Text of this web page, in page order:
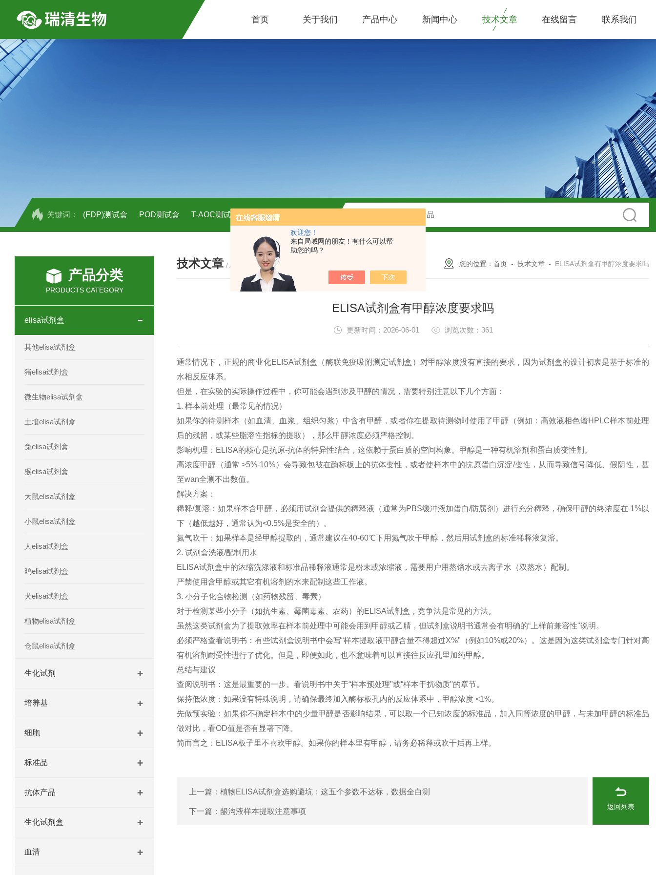
欢迎您！
来自局域网的朋友！有什么可以帮
助您的吗？
首页 关于我们 产品中心 新闻中心 技术文章 在线留言 联系我们
关键词： (FDP)测试盒 POD测试盒 T-AOC测试盒 H2O2测试盒厂家供应
小鼠CALP试剂盒
人全式钴氨素2(HTSB2)elisa试剂盒现货
人鞘脂(SPH)elisa试剂盒现货速发
人蓝氏贾第虫(GL)elisa试剂盒厂家直销
人膳食纤维(TDF)elisa试剂盒现货
人囊尾蚴病抗体(CC Ab)elisa试剂盒免费代测
人胰腺衍生因子(PANDER)elisa试剂盒现货
人髓系细胞触发受体-1(TREM-1)elisa试剂盒
产品分类
PRODUCTS CATEGORY
elisa试剂盒
其他elisa试剂盒
猪elisa试剂盒
微生物elisa试剂盒
土壤elisa试剂盒
兔elisa试剂盒
猴elisa试剂盒
大鼠elisa试剂盒
小鼠elisa试剂盒
人elisa试剂盒
鸡elisa试剂盒
犬elisa试剂盒
植物elisa试剂盒
仓鼠elisa试剂盒
生化试剂
培养基
细胞
标准品
抗体产品
生化试剂盒
血清
技术文章 / ARTICLE 您的位置： 首页 - 技术文章 - ELISA试剂盒有甲醇浓度要求吗
ELISA试剂盒有甲醇浓度要求吗
更新时间：2026-06-01 浏览次数：361
通常情况下，正规的商业化ELISA试剂盒（酶联免疫吸附测定试剂盒）对甲醇浓度没有直接的要求，因为试剂盒的设计初衷是基于标准的
水相反应体系。
但是，在实验的实际操作过程中，你可能会遇到涉及甲醇的情况，需要特别注意以下几个方面：
1. 样本前处理（最常见的情况）
如果你的待测样本（如血清、血浆、组织匀浆）中含有甲醇，或者你在提取待测物时使用了甲醇（例如：高效液相色谱HPLC样本前处理
后的残留，或某些脂溶性指标的提取），那么甲醇浓度必须严格控制。
影响机理：ELISA的核心是抗原-抗体的特异性结合，这依赖于蛋白质的空间构象。甲醇是一种有机溶剂和蛋白质变性剂。
高浓度甲醇（通常 >5%-10%）会导致包被在酶标板上的抗体变性，或者使样本中的抗原蛋白沉淀/变性，从而导致信号降低、假阴性，甚
至wan全测不出数值。
解决方案：
稀释/复溶：如果样本含甲醇，必须用试剂盒提供的稀释液（通常为PBS缓冲液加蛋白/防腐剂）进行充分稀释，确保甲醇的终浓度在 1%以
下（越低越好，通常认为<0.5%是安全的）。
氮气吹干：如果样本是经甲醇提取的，通常建议在40-60℃下用氮气吹干甲醇，然后用试剂盒的标准稀释液复溶。
2. 试剂盒洗液/配制用水
ELISA试剂盒中的浓缩洗涤液和标准品稀释液通常是粉末或浓缩液，需要用户用蒸馏水或去离子水（双蒸水）配制。
严禁使用含甲醇或其它有机溶剂的水来配制这些工作液。
3. 小分子化合物检测（如药物残留、毒素）
对于检测某些小分子（如抗生素、霉菌毒素、农药）的ELISA试剂盒，竞争法是常见的方法。
虽然这类试剂盒为了提取效率在样本前处理中可能会用到甲醇或乙腈，但试剂盒说明书通常会有明确的“上样前兼容性"说明。
必须严格查看说明书：有些试剂盒说明书中会写“样本提取液甲醇含量不得超过X%"（例如10%或20%）。这是因为这类试剂盒专门针对高
有机溶剂耐受性进行了优化。但是，即便如此，也不意味着可以直接往反应孔里加纯甲醇。
总结与建议
查阅说明书：这是最重要的一步。看说明书中关于“样本预处理"或“样本干扰物质"的章节。
保持低浓度：如果没有特殊说明，请确保最终加入酶标板孔内的反应体系中，甲醇浓度 <1%。
先做预实验：如果你不确定样本中的少量甲醇是否影响结果，可以取一个已知浓度的标准品，加入同等浓度的甲醇，与未加甲醇的标准品
做对比，看OD值是否有显著下降。
简而言之：ELISA板子里不喜欢甲醇。如果你的样本里有甲醇，请务必稀释或吹干后再上样。
上一篇： 植物ELISA试剂盒选购避坑：这五个参数不达标，数据全白测
下一篇： 龈沟液样本提取注意事项
返回列表